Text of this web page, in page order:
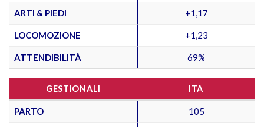
ARTI & PIEDI +1,17
LOCOMOZIONE +1,23
ATTENDIBILITÀ 69%
GESTIONALI ITA
PARTO 105